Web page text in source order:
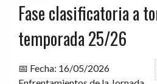
Fase clasificatoria a
temporada 25/26
📅 Fecha: 16/05/2026